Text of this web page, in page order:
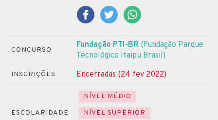
CONCURSO
Fundação PTI-BR (Fundação Parque
Tecnológico Itaipu Brasil)
INSCRIÇÕES Encerradas (24 fev 2022)
ESCOLARIDADE
NÍVEL MÉDIO
NÍVEL SUPERIOR